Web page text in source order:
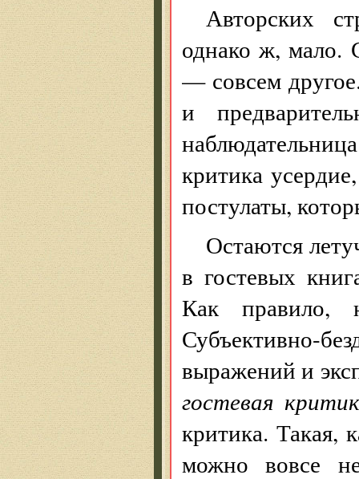
Авторских
однако ж, мало.
— совсем
и
критика
постулаты,
Остаются
в гостевых
Как правило,
Субъективно-
выражений и
гостевая
критика. Такая,
можно вовсе